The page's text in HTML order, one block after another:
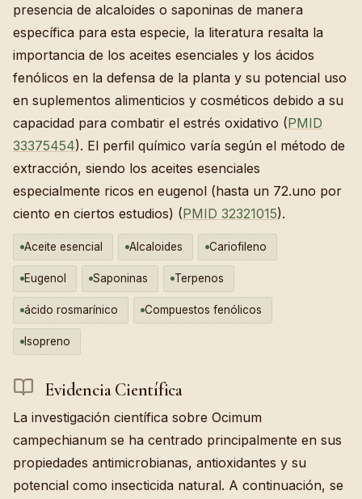
presencia de alcaloides o saponinas de manera
específica para esta especie, la literatura resalta la
importancia de los aceites esenciales y los ácidos
fenólicos en la defensa de la planta y su potencial uso
en suplementos alimenticios y cosméticos debido a su
capacidad para combatir el estrés oxidativo (PMID
33375454). El perfil químico varía según el método de
extracción, siendo los aceites esenciales
especialmente ricos en eugenol (hasta un 72.uno por
ciento en ciertos estudios) (PMID 32321015).
Aceite esencial Alcaloides Cariofileno
Eugenol Saponinas Terpenos
ácido rosmarínico Compuestos fenólicos
Isopreno
Evidencia Científica
La investigación científica sobre Ocimum
campechianum se ha centrado principalmente en sus
propiedades antimicrobianas, antioxidantes y su
potencial como insecticida natural. A continuación, se